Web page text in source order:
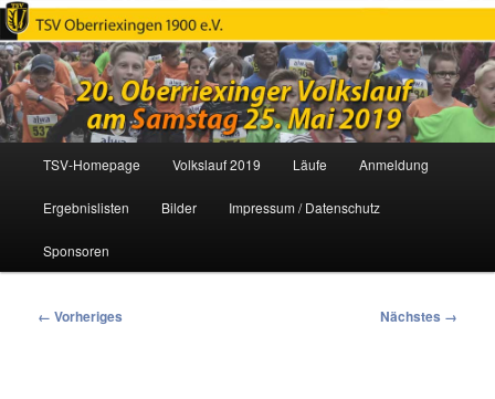
Oberriexinger Volkslauf
Zum
primären
Inhalt
springen
TSV-Homepage Volkslauf 2019 Läufe Anmeldung
Ergebnislisten Bilder Impressum / Datenschutz
Sponsoren
Bilder-
← Vorheriges Nächstes →